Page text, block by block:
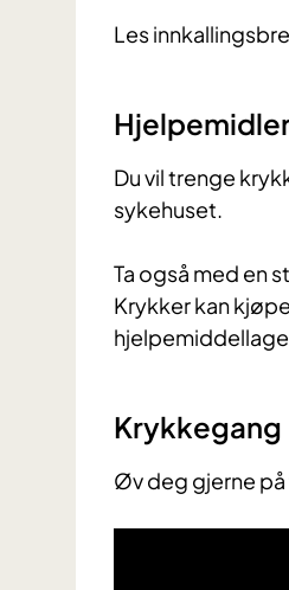
Les
Du vil trenge
sykehuset.
Ta også med en
Krykker kan
Krykkegang
Øv deg gjerne